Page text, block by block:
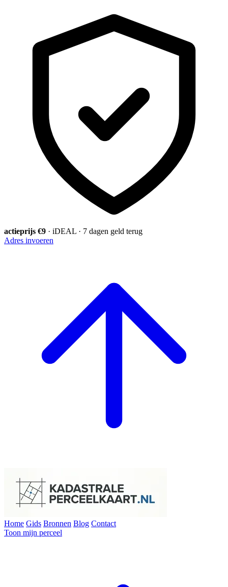
actieprijs €9 · iDEAL · 7 dagen geld terug
Adres invoeren
Home Gids Bronnen Blog Contact
Toon mijn perceel